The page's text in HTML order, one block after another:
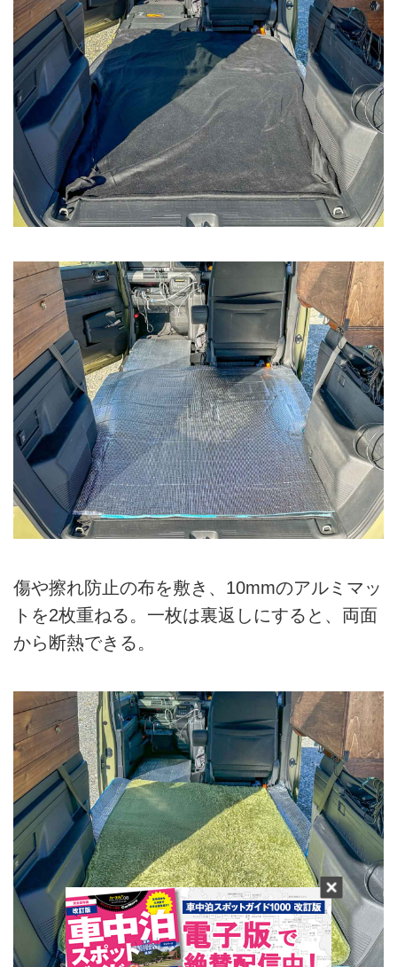
傷や擦れ防止の布を敷き、10mmのアルミマッ
トを2枚重ねる。一枚は裏返しにすると、両面
から断熱できる。